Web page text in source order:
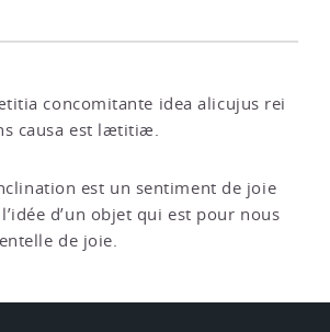
concomitante idea alicujus rei
causa est lætitiæ.
est un sentiment de joie
d’un objet qui est pour nous
de joie.